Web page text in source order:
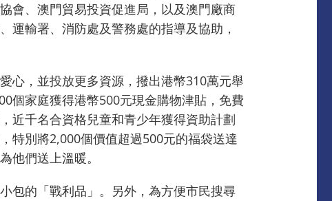
會、澳門貿易投資促進局，以及澳門廠商
運輸署、消防處及警務處的指導及協助，
心，並投放更多資源，撥出港幣310萬元舉
個家庭獲得港幣500元現金購物津貼，免費
近千名合資格兒童和青少年獲得資助計劃
特別將2,000個價值超過500元的福袋送達
他們送上溫暖。
包的「戰利品」。另外，為方便市民搜尋